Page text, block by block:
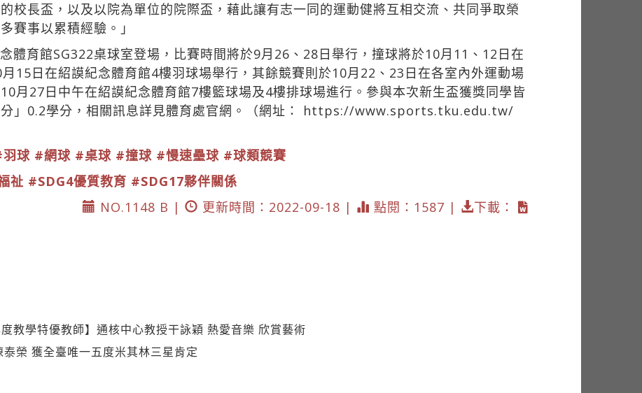
校長盃，以及以院為單位的院際盃，藉此讓有志一同的運動健將互相交流、共同爭取榮
賽事以累積經驗。」
體育館SG322桌球室登場，比賽時間將於9月26、28日舉行，撞球將於10月11、12日在
15日在紹謨紀念體育館4樓羽球場舉行，其餘競賽則於10月22、23日在各室內外運動場
月27日中午在紹謨紀念體育館7樓籃球場及4樓排球場進行。參與本次新生盃獲獎同學皆
」0.2學分，相關訊息詳見體育處官網。（網址： https://www.sports.tku.edu.tw/
球 #網球 #桌球 #撞球 #慢速壘球 #球類競賽
祉 #SDG4優質教育 #SDG17夥伴關係
NO.1148 B |
更新時間：2022-09-18 | 點閱：1587 | 下載：
教學特優教師】通核中心教授干詠穎 熱愛音樂 欣賞藝術
榮 獲全臺唯一五度米其林三星肯定